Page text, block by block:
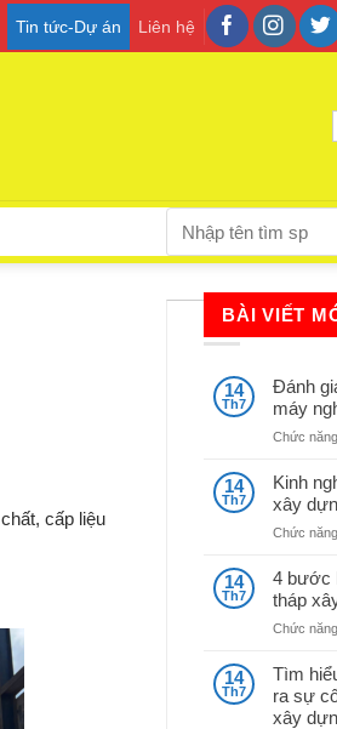
Tin tức-Dự án Liên hệ
kiếm:
chất, cấp liệu
BÀI VIẾT
14
Th7
Đánh
máy
Chức
14
Th7
Kinh
xây
Chức
14
Th7
4 bước
tháp
Chức
14
Th7
Tìm
ra sự
xây